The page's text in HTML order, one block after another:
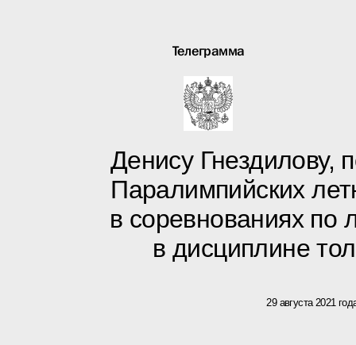
Телеграмма
Денису Гнездилову,
Паралимпийских
в соревнованиях по
в дисциплине
29 августа 2021